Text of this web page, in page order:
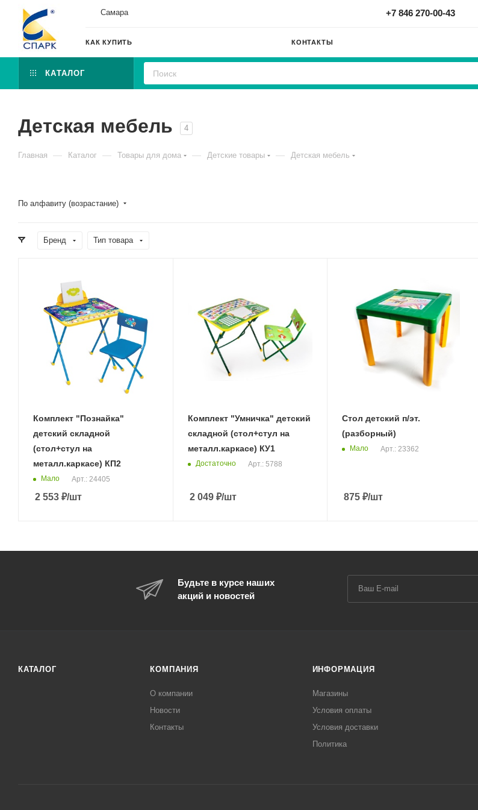
Самара +7 846 270-00-43
КАК КУПИТЬ КОНТАКТЫ
КАТАЛОГ
Детская мебель 4
Главная — Каталог — Товары для дома — Детские товары — Детская мебель
По алфавиту (возрастание)
Бренд Тип товара
Комплект "Познайка"
детский складной
(стол+стул на
металл.каркасе) КП2
Мало Арт.: 24405
2 553 ₽/шт
Комплект "Умничка" детский
складной (стол+стул на
металл.каркасе) КУ1
Достаточно Арт.: 5788
2 049₽/шт
Стол детский п/эт.
(разборный)
Мало Арт.: 23362
875 ₽/шт
Будьте в курсе наших
акций и новостей
КАТАЛОГ КОМПАНИЯ
О компании
Новости
Контакты
ИНФОРМАЦИЯ
Магазины
Условия оплаты
Условия доставки
Политика